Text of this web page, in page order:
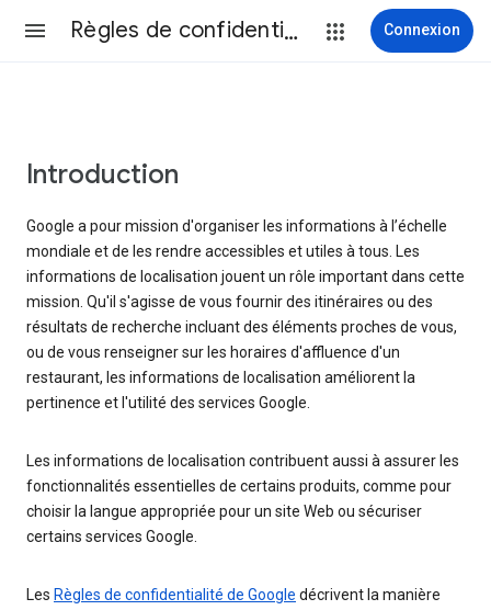
Règles de confidentialité et conditions d’utilisation Connexion
Introduction
Google a pour mission d'organiser les informations à l’échelle
mondiale et de les rendre accessibles et utiles à tous. Les
informations de localisation jouent un rôle important dans cette
mission. Qu'il s'agisse de vous fournir des itinéraires ou des
résultats de recherche incluant des éléments proches de vous,
ou de vous renseigner sur les horaires d'affluence d'un
restaurant, les informations de localisation améliorent la
pertinence et l'utilité des services Google.
Les informations de localisation contribuent aussi à assurer les
fonctionnalités essentielles de certains produits, comme pour
choisir la langue appropriée pour un site Web ou sécuriser
certains services Google.
Les Règles de confidentialité de Google décrivent la manière